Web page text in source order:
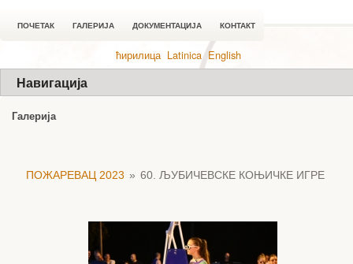
ПОЧЕТАК ГАЛЕРИЈА ДОКУМЕНТАЦИЈА КОНТАКТ
ћирилица Latinica English
Навигација
Галерија
ПОЖАРЕВАЦ 2023 » 60. ЉУБИЧЕВСКЕ КОЊИЧКЕ ИГРЕ